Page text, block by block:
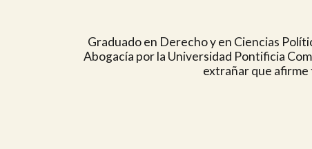
Graduado en Derecho y en Ciencias
Abogacía por la Universidad Pontificia
extrañar que